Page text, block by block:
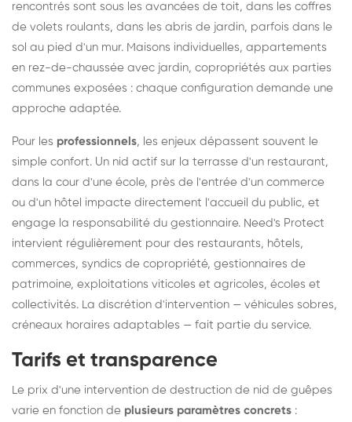
rencontrés sont sous les avancées de toit, dans les coffres
de volets roulants, dans les abris de jardin, parfois dans le
sol au pied d'un mur. Maisons individuelles, appartements
en rez-de-chaussée avec jardin, copropriétés aux parties
communes exposées : chaque configuration demande une
approche adaptée.
Pour les professionnels, les enjeux dépassent souvent le
simple confort. Un nid actif sur la terrasse d'un restaurant,
dans la cour d'une école, près de l'entrée d'un commerce
ou d'un hôtel impacte directement l'accueil du public, et
engage la responsabilité du gestionnaire. Need's Protect
intervient régulièrement pour des restaurants, hôtels,
commerces, syndics de copropriété, gestionnaires de
patrimoine, exploitations viticoles et agricoles, écoles et
collectivités. La discrétion d'intervention — véhicules sobres,
créneaux horaires adaptables — fait partie du service.
Tarifs et transparence
Le prix d'une intervention de destruction de nid de guêpes
varie en fonction de plusieurs paramètres concrets :